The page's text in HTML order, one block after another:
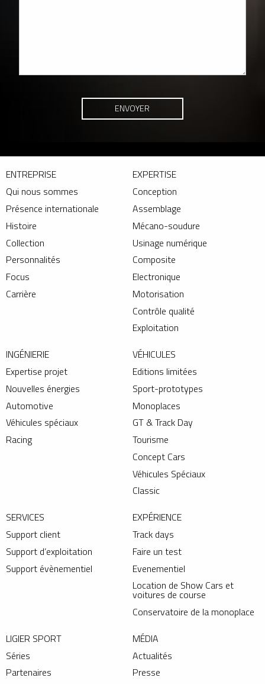
ENTREPRISE
Qui nous sommes
Présence internationale
Histoire
Collection
Personnalités
Focus
Carrière
EXPERTISE
Conception
Assemblage
Mécano-soudure
Usinage numérique
Composite
Electronique
Motorisation
Contrôle qualité
Exploitation
INGÉNIERIE
Expertise projet
Nouvelles énergies
Automotive
Véhicules spéciaux
Racing
VÉHICULES
Editions limitées
Sport-prototypes
Monoplaces
GT & Track Day
Tourisme
Concept Cars
Véhicules Spéciaux
Classic
SERVICES
Support client
Support d’exploitation
Support évènementiel
EXPÉRIENCE
Track days
Faire un test
Evenementiel
Location de Show Cars et
voitures de course
Conservatoire de la monoplace
LIGIER SPORT
Séries
Partenaires
MÉDIA
Actualités
Presse